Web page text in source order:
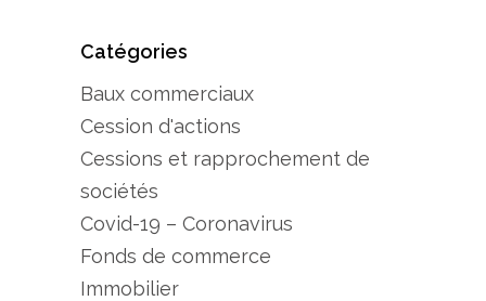
Catégories
Baux commerciaux
Cession d'actions
Cessions et rapprochement de
sociétés
Covid-19 – Coronavirus
Fonds de commerce
Immobilier